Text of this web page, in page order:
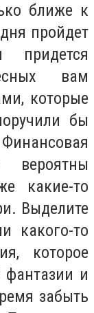
ближе к
пройдет
вам
которые
бы
вероятны
какие-то
Выделите
какого-то
которое
фантазии и
забыть